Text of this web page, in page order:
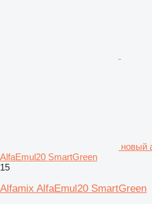
новый
AlfaEmul20 SmartGreen
15
Alfamix AlfaEmul20 SmartGreen